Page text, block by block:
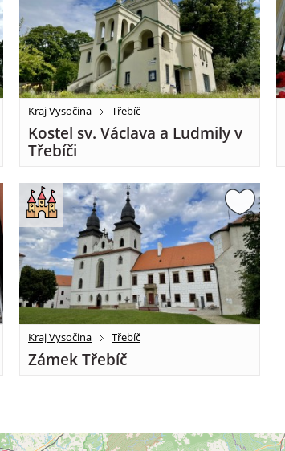
Kraj Vysočina Třebíč
Kostel sv. Václava a Ludmily v
Třebíči
Kraj Vysočina Třebíč
Zámek Třebíč